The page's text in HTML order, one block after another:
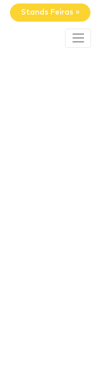
Stands Feiras »